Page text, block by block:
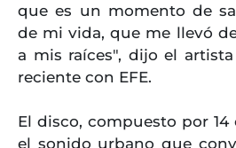
que es un momento de
de mi vida, que me llevó
a mis raíces", dijo el
reciente con EFE.
El disco, compuesto por 14
el sonido urbano que